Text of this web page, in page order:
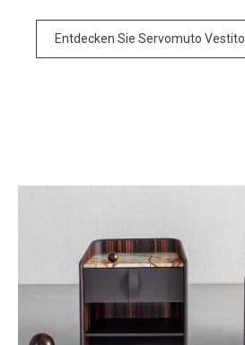
Entdecken Sie Servomuto Vestito